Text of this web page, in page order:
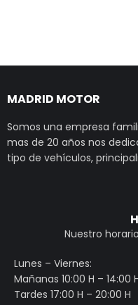
MADRID MOTOR
Somos una empresa
mas de 20 años nos
tipo de vehículos,
Nuestro
Lunes – Viernes:
Mañanas 10:00 H – 14:00
Tardes 17:00 H – 20:00 H